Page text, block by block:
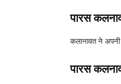
पारस
कलानावत ने
पारस